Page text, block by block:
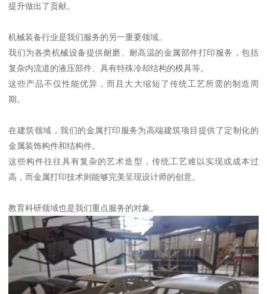
提升做出了贡献。
机械装备行业是我们服务的另一重要领域。
我们为各类机械设备提供耐磨、耐高温的金属部件打印服务，包括
复杂内流道的液压部件、具有特殊冷却结构的模具等。
这些产品不仅性能优异，而且大大缩短了传统工艺所需的制造周
期。
在建筑领域，我们的金属打印服务为高端建筑项目提供了定制化的
金属装饰构件和结构件。
这些构件往往具有复杂的艺术造型，传统工艺难以实现或成本过
高，而金属打印技术则能够完美呈现设计师的创意。
教育科研领域也是我们重点服务的对象。